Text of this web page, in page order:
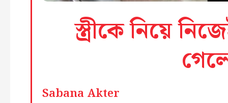
স্ত্রীকে নিয়ে
Sabana Akter